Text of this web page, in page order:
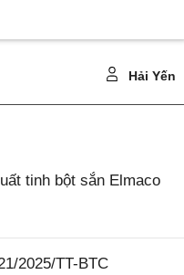
Hải Yến
tinh bột sắn Elmaco
2025/TT-BTC